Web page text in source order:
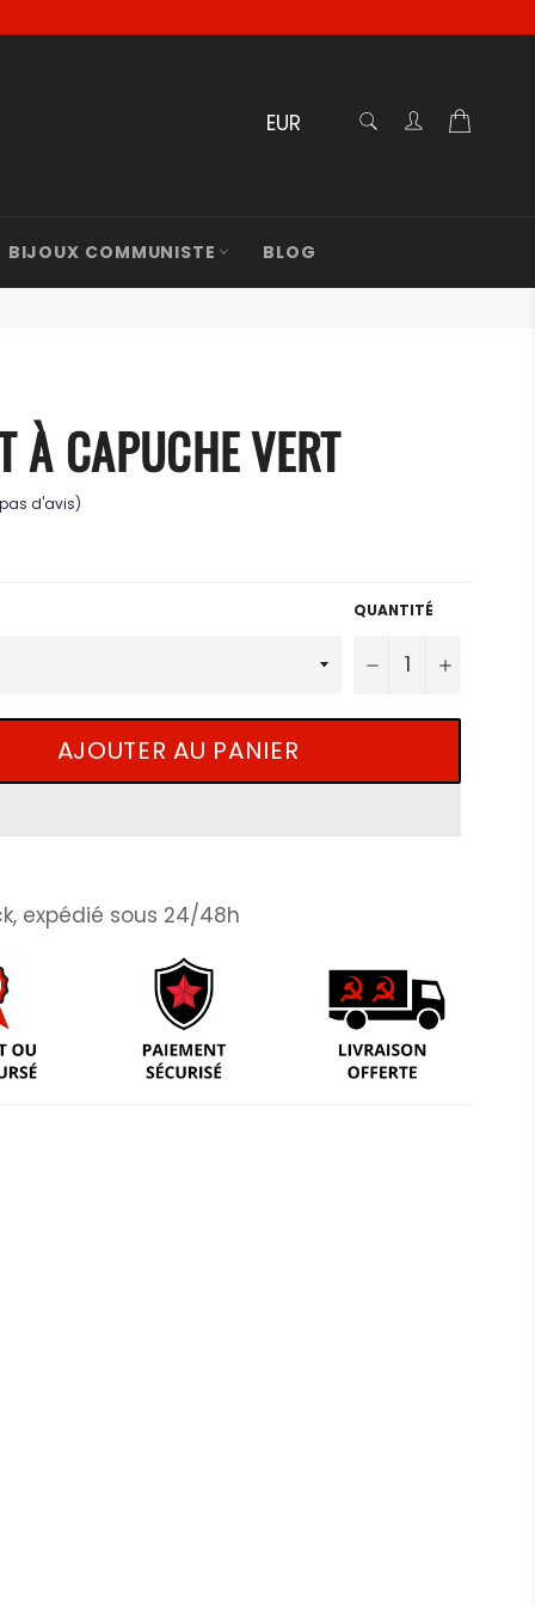
RECHERCHE
Recherche
BIJOUX COMMUNISTE BLOG
À CAPUCHE VERT
d'avis)
QUANTITÉ
− +
AJOUTER AU PANIER
expédié sous 24/48h